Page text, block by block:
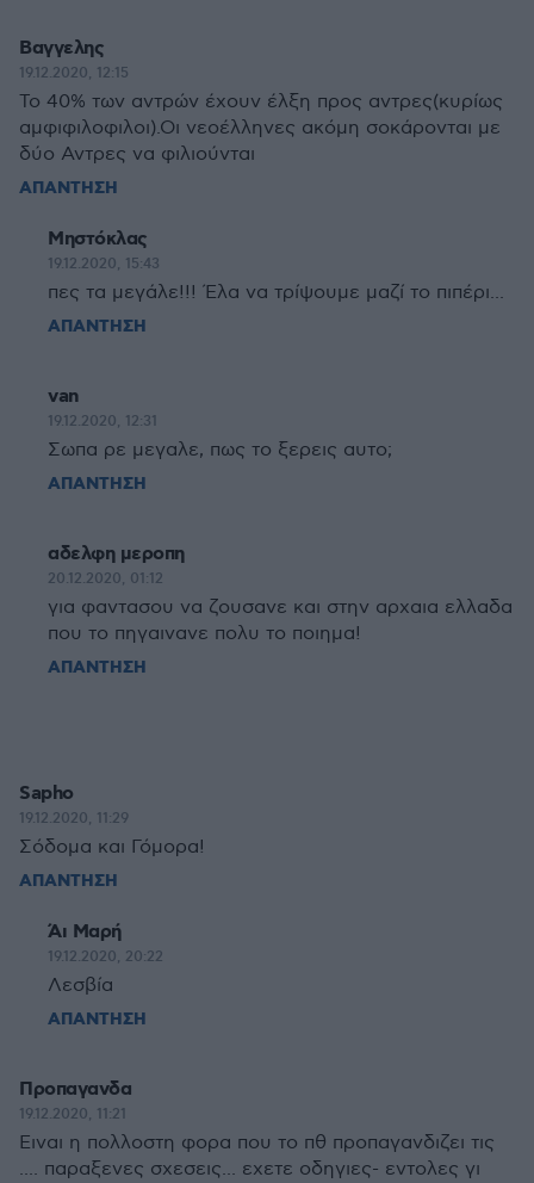
Βαγγελης
19.12.2020, 12:15
Το 40% των αντρών έχουν έλξη προς αντρες(κυρίως
αμφιφιλοφιλοι).Οι νεοέλληνες ακόμη σοκάρονται με
δύο Αντρες να φιλιούνται
ΑΠΑΝΤΗΣΗ
Μηστόκλας
19.12.2020, 15:43
πες τα μεγάλε!!! Έλα να τρίψουμε μαζί το πιπέρι...
ΑΠΑΝΤΗΣΗ
van
19.12.2020, 12:31
Σωπα ρε μεγαλε, πως το ξερεις αυτο;
ΑΠΑΝΤΗΣΗ
αδελφη μεροπη
20.12.2020, 01:12
για φαντασου να ζουσανε και στην αρχαια ελλαδα
που το πηγαινανε πολυ το ποιημα!
ΑΠΑΝΤΗΣΗ
Sapho
19.12.2020, 11:29
Σόδομα και Γόμορα!
ΑΠΑΝΤΗΣΗ
Άι Μαρή
19.12.2020, 20:22
Λεσβία
ΑΠΑΝΤΗΣΗ
Προπαγανδα
19.12.2020, 11:21
Ειναι η πολλοστη φορα που το πθ προπαγανδιζει τις
.... παραξενες σχεσεις... εχετε οδηγιες- εντολες γι